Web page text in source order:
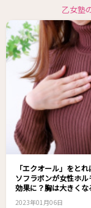
乙女塾
「エクオール」をと
ソフラボンが女性ホル
効果に？胸は大きくな
2023年01月06日